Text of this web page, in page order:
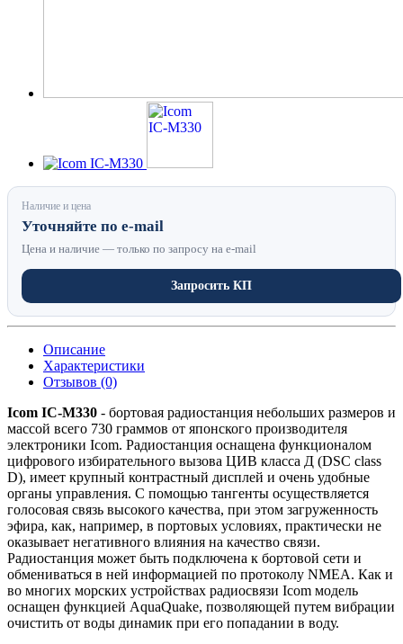
Наличие и цена
Уточняйте по e-mail
Цена и наличие — только по запросу на e-mail
Запросить КП
Описание
Характеристики
Отзывов (0)
Icom IC-M330 - бортовая радиостанция небольших размеров и
массой всего 730 граммов от японского производителя
электроники Icom. Радиостанция оснащена функционалом
цифрового избирательного вызова ЦИВ класса Д (DSC class
D), имеет крупный контрастный дисплей и очень удобные
органы управления. С помощью тангенты осуществляется
голосовая связь высокого качества, при этом загруженность
эфира, как, например, в портовых условиях, практически не
оказывает негативного влияния на качество связи.
Радиостанция может быть подключена к бортовой сети и
обмениваться в ней информацией по протоколу NMEA. Как и
во многих морских устройствах радиосвязи Icom модель
оснащен функцией AquaQuake, позволяющей путем вибрации
очистить от воды динамик при его попадании в воду.